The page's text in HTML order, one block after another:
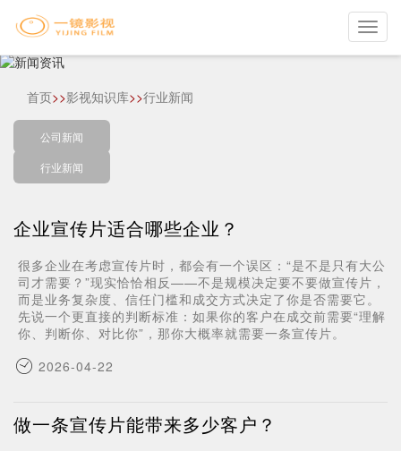
首页>>影视知识库>>行业新闻
公司新闻
行业新闻
企业宣传片适合哪些企业？
很多企业在考虑宣传片时，都会有一个误区：“是不是只有大公
司才需要？”现实恰恰相反——不是规模决定要不要做宣传片，
而是业务复杂度、信任门槛和成交方式决定了你是否需要它。
先说一个更直接的判断标准：如果你的客户在成交前需要“理解
你、判断你、对比你”，那你大概率就需要一条宣传片。
2026-04-22
做一条宣传片能带来多少客户？